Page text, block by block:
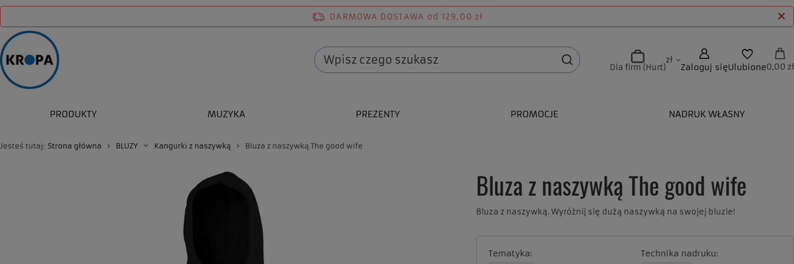
DARMOWA DOSTAWA od 129,00 zł
Dla firm (Hurt)
zł
Zaloguj sięUlubione0,00 zł
PRODUKTY MUZYKA PREZENTY PROMOCJE NADRUK WŁASNY
Jesteś tutaj: Strona główna BLUZY Kangurki z naszywką Bluza z naszywką The good wife
Bluza z naszywką The good wife
Bluza z naszywką. Wyróżnij się dużą naszywką na swojej bluzie!
Tematyka Technika nadruku